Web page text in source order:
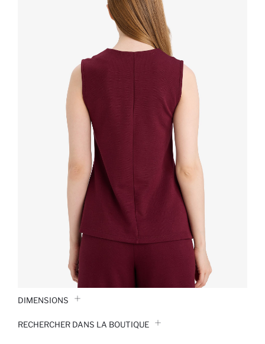
DIMENSIONS
RECHERCHER DANS LA BOUTIQUE